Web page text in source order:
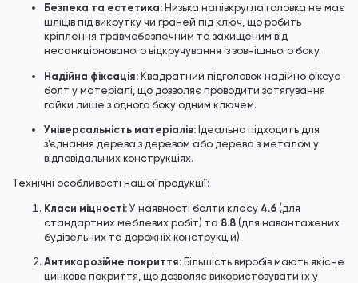
Безпека та естетика: Низька напівкругла головка не має
шліців під викрутку чи граней під ключ, що робить
кріплення травмобезпечним та захищеним від
несанкціонованого відкручування із зовнішнього боку.
Надійна фіксація: Квадратний підголовок надійно фіксує
болт у матеріалі, що дозволяє проводити затягування
гайки лише з одного боку одним ключем.
Універсальність матеріалів: Ідеально підходить для
з’єднання дерева з деревом або дерева з металом у
відповідальних конструкціях.
Технічні особливості нашої продукції:
Класи міцності: У наявності болти класу 4.6 (для
стандартних меблевих робіт) та 8.8 (для навантажених
будівельних та дорожніх конструкцій).
Антикорозійне покриття: Більшість виробів мають якісне
цинкове покриття, що дозволяє використовувати їх у